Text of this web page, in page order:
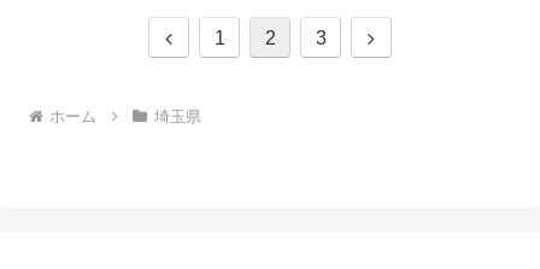
前
1 2 3
次
ホーム 埼玉県